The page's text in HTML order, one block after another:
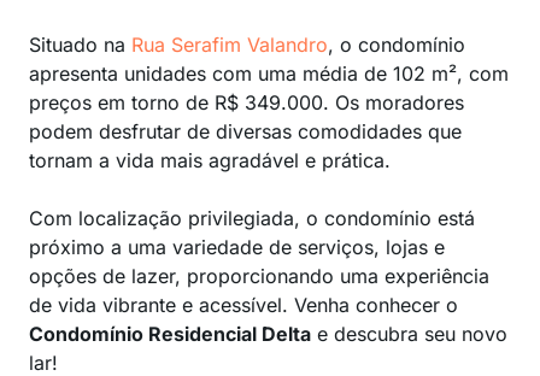
Situado na Rua Serafim Valandro, o condomínio
apresenta unidades com uma média de 102 m², com
preços em torno de R$ 349.000. Os moradores
podem desfrutar de diversas comodidades que
tornam a vida mais agradável e prática.
Com localização privilegiada, o condomínio está
próximo a uma variedade de serviços, lojas e
opções de lazer, proporcionando uma experiência
de vida vibrante e acessível. Venha conhecer o
Condomínio Residencial Delta e descubra seu novo
lar!